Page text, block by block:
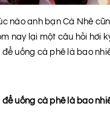
nào anh bạn Cà Nhê
nay lại một câu hỏi hơi
uống cà phê là bao
uống cà phê là bao